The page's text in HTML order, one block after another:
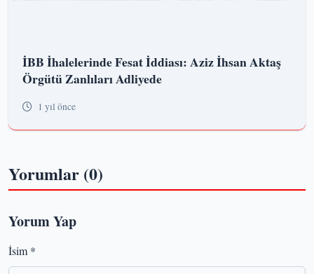
İBB İhalelerinde Fesat İddiası: Aziz İhsan Aktaş
Örgütü Zanlıları Adliyede
1 yıl önce
Yorumlar (0)
Yorum Yap
İsim *